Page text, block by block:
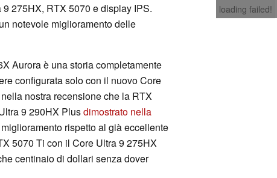
loading failed!
275HX, RTX 5070 e display IPS.
notevole miglioramento delle
Aurora è una storia completamente
configurata solo con il nuovo Core
nostra recensione che la RTX
9 290HX Plusdimostrato nella
rispetto al già eccellente
5070 Ti con il Core Ultra 9 275HX
centinaio di dollari senza dover